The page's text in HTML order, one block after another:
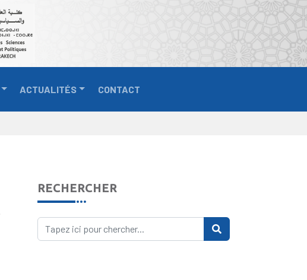
ACTUALITÉS CONTACT
RECHERCHER